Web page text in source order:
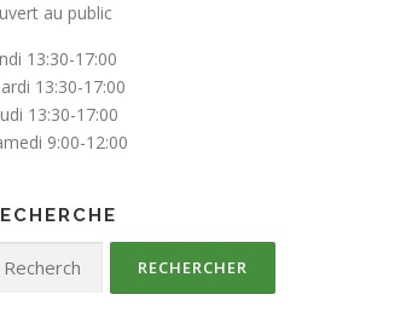
au public
13:30-17:00
13:30-17:00
13:30-17:00
9:00-12:00